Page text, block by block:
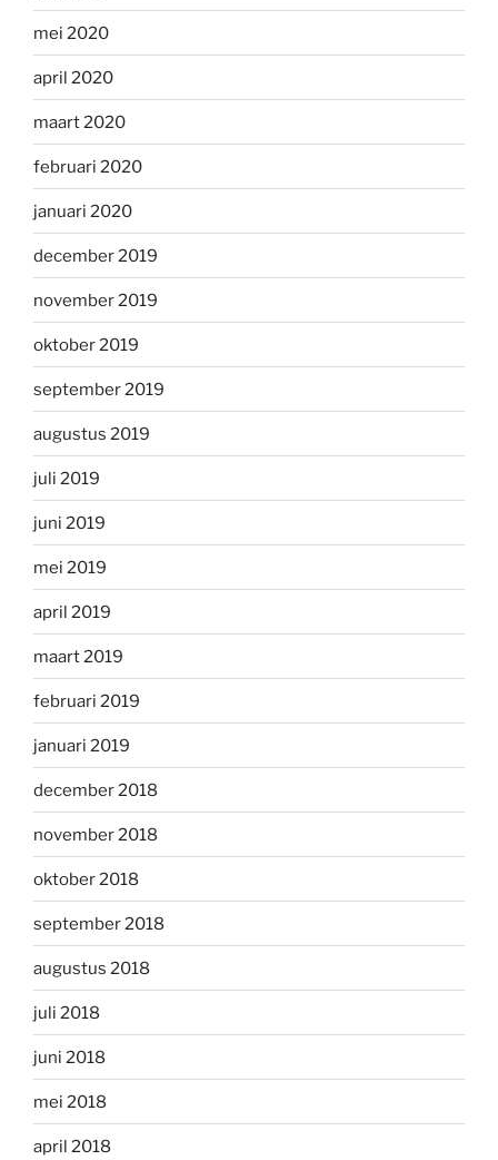
mei 2020
april 2020
maart 2020
februari 2020
januari 2020
december 2019
november 2019
oktober 2019
september 2019
augustus 2019
juli 2019
juni 2019
mei 2019
april 2019
maart 2019
februari 2019
januari 2019
december 2018
november 2018
oktober 2018
september 2018
augustus 2018
juli 2018
juni 2018
mei 2018
april 2018